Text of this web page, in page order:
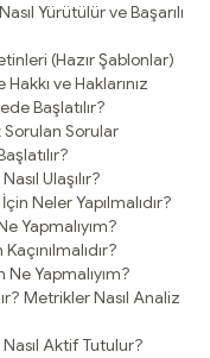
Yürütülür ve Başarılı
(Hazır Şablonlar)
ve Haklarınız
Başlatılır?
Sorulan Sorular
Ulaşılır?
Neler Yapılmalıdır?
Yapmalıyım?
Yapmalıyım?
Metrikler Nasıl Analiz
Aktif Tutulur?